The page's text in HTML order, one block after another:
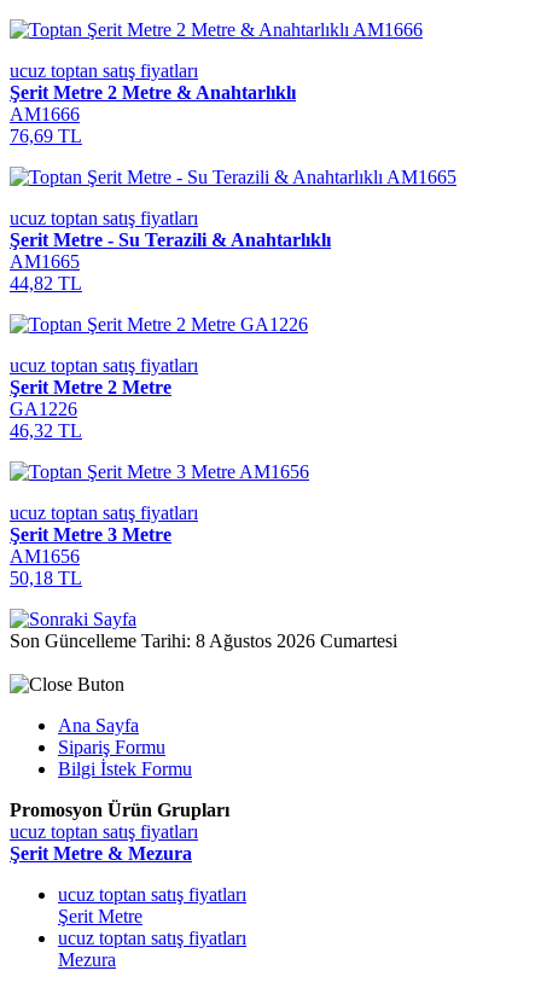
ucuz toptan satış fiyatları
Şerit Metre 2 Metre & Anahtarlıklı
AM1666
76,69 TL
ucuz toptan satış fiyatları
Şerit Metre - Su Terazili & Anahtarlıklı
AM1665
44,82 TL
ucuz toptan satış fiyatları
Şerit Metre 2 Metre
GA1226
46,32 TL
ucuz toptan satış fiyatları
Şerit Metre 3 Metre
AM1656
50,18 TL
Son Güncelleme Tarihi: 8 Ağustos 2026 Cumartesi
Ana Sayfa
Sipariş Formu
Bilgi İstek Formu
Promosyon Ürün Grupları
ucuz toptan satış fiyatları
Şerit Metre & Mezura
ucuz toptan satış fiyatları
Şerit Metre
ucuz toptan satış fiyatları
Mezura